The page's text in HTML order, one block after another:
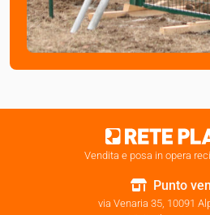
Vendita e posa in opera
Punto
via Venaria 35, 10091